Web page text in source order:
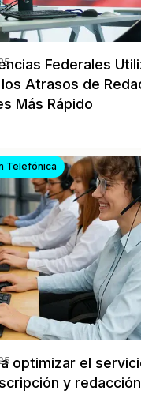
Federales
Atrasos de
Más Rápido
Telefónica
optimizar el
y